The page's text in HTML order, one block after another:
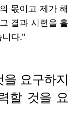
몫이고 제가 해
결과 시련을 훌
다."
요구하지
할 것을 요